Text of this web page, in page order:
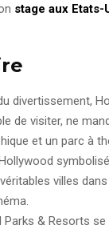
stage aux Etats-
divertissement,
de visiter, ne
et un parc à
villes
& Resorts